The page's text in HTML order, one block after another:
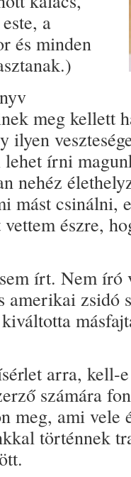
a
és minden
meg kellett
ilyen
írni
nehéz
mást csinálni,
észre,
írt. Nem író
amerikai zsidó
arra, kell-
számára
meg, ami vele
történnek